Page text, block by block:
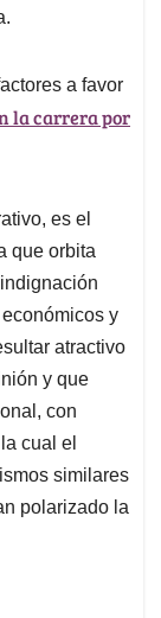
a favor
la carrera por
es el
que orbita
y
atractivo
y que
con
cual el
similares
polarizado la